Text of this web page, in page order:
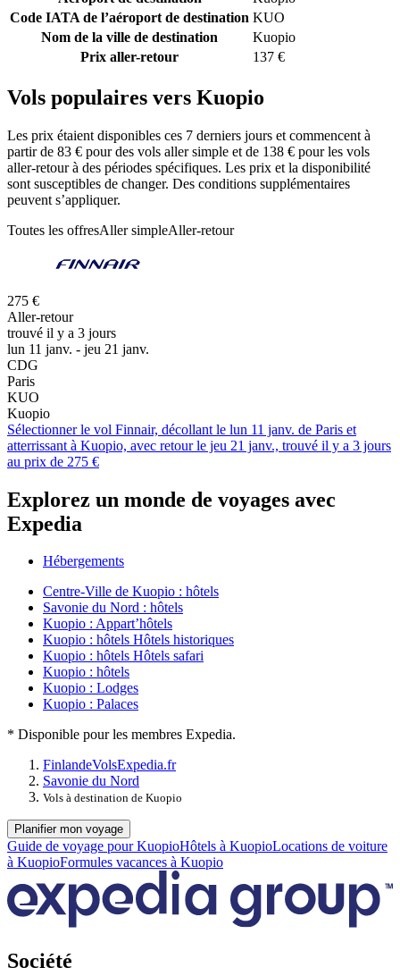
Code IATA de l’aéroport de destination KUO
Nom de la ville de destination
Kuopio
Prix aller-retour
137 €
Vols populaires vers Kuopio
Les prix étaient disponibles ces 7 derniers jours et commencent à
partir de 83 € pour des vols aller simple et de 138 € pour les vols
aller-retour à des périodes spécifiques. Les prix et la disponibilité
sont susceptibles de changer. Des conditions supplémentaires
peuvent s’appliquer.
Toutes les offresAller simpleAller-retour
275 €
Aller-retour
trouvé il y a 3 jours
lun 11 janv. - jeu 21 janv.
CDG
Paris
KUO
Kuopio
Sélectionner le vol Finnair, décollant le lun 11 janv. de Paris et
atterrissant à Kuopio, avec retour le jeu 21 janv., trouvé il y a 3 jours
au prix de 275 €
Explorez un monde de voyages avec
Expedia
Hébergements
Centre-Ville de Kuopio : hôtels
Savonie du Nord : hôtels
Kuopio : Appart’hôtels
Kuopio : hôtels Hôtels historiques
Kuopio : hôtels Hôtels safari
Kuopio : hôtels
Kuopio : Lodges
Kuopio : Palaces
* Disponible pour les membres Expedia.
FinlandeVolsExpedia.fr
Savonie du Nord
Vols à destination de Kuopio
Planifier mon voyage
Guide de voyage pour KuopioHôtels à KuopioLocations de voiture
à KuopioFormules vacances à Kuopio
Société